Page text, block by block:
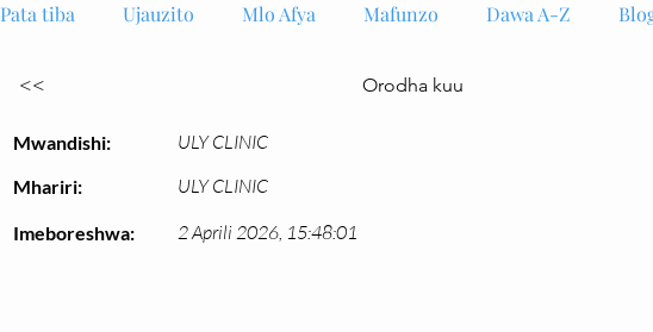
Pata tiba Ujauzito Mlo Afya Mafunzo Dawa A-Z
<<
Mwandishi:
Mhariri:
Imeboreshwa:
Orodha kuu
ULY CLINIC
ULY CLINIC
2 Aprili 2026, 15:48:01